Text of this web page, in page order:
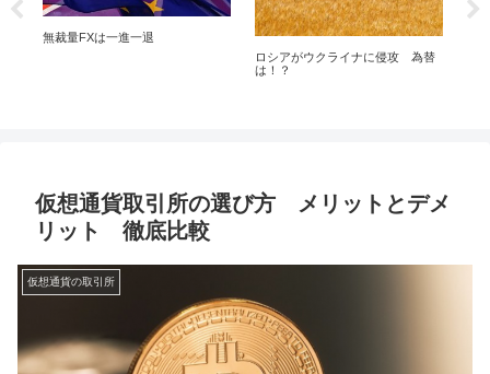
無裁量FXは一進一退
ロシアがウクライナに侵攻 為替
は！？
仮想通貨取引所の選び方 メリットとデメ
リット 徹底比較
仮想通貨の取引所